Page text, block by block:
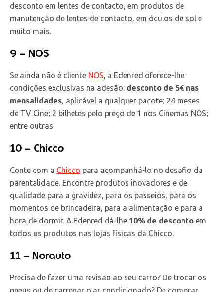
desconto em lentes de contacto, em produtos de
manutenção de lentes de contacto, em óculos de sol e
muito mais.
9 – NOS
Se ainda não é cliente NOS , a Edenred oferece-lhe
condições exclusivas na adesão: desconto de 5€ nas
mensalidades , aplicável a qualquer pacote; 24 meses
de TV Cine; 2 bilhetes pelo preço de 1 nos Cinemas NOS;
entre outras.
10 – Chicco
Conte com a Chicco para acompanhá-lo no desafio da
parentalidade. Encontre produtos inovadores e de
qualidade para a gravidez, para os passeios, para os
momentos de brincadeira, para a alimentação e para a
hora de dormir. A Edenred dá-lhe 10% de desconto em
todos os produtos nas lojas físicas da Chicco.
11 – Norauto
Precisa de fazer uma revisão ao seu carro? De trocar os
pneus ou de carregar o ar condicionado? De comprar